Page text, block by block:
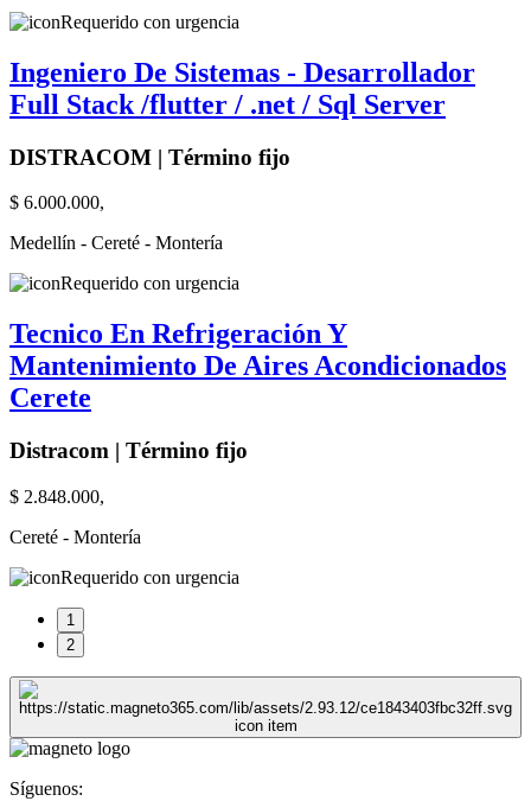
Requerido con urgencia
Ingeniero De Sistemas - Desarrollador
Full Stack /flutter / .net / Sql Server
DISTRACOM | Término fijo
$ 6.000.000,
Medellín - Cereté - Montería
Requerido con urgencia
Tecnico En Refrigeración Y
Mantenimiento De Aires Acondicionados
Cerete
Distracom | Término fijo
$ 2.848.000,
Cereté - Montería
Requerido con urgencia
1
2
Síguenos: